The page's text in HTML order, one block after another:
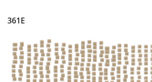
361E